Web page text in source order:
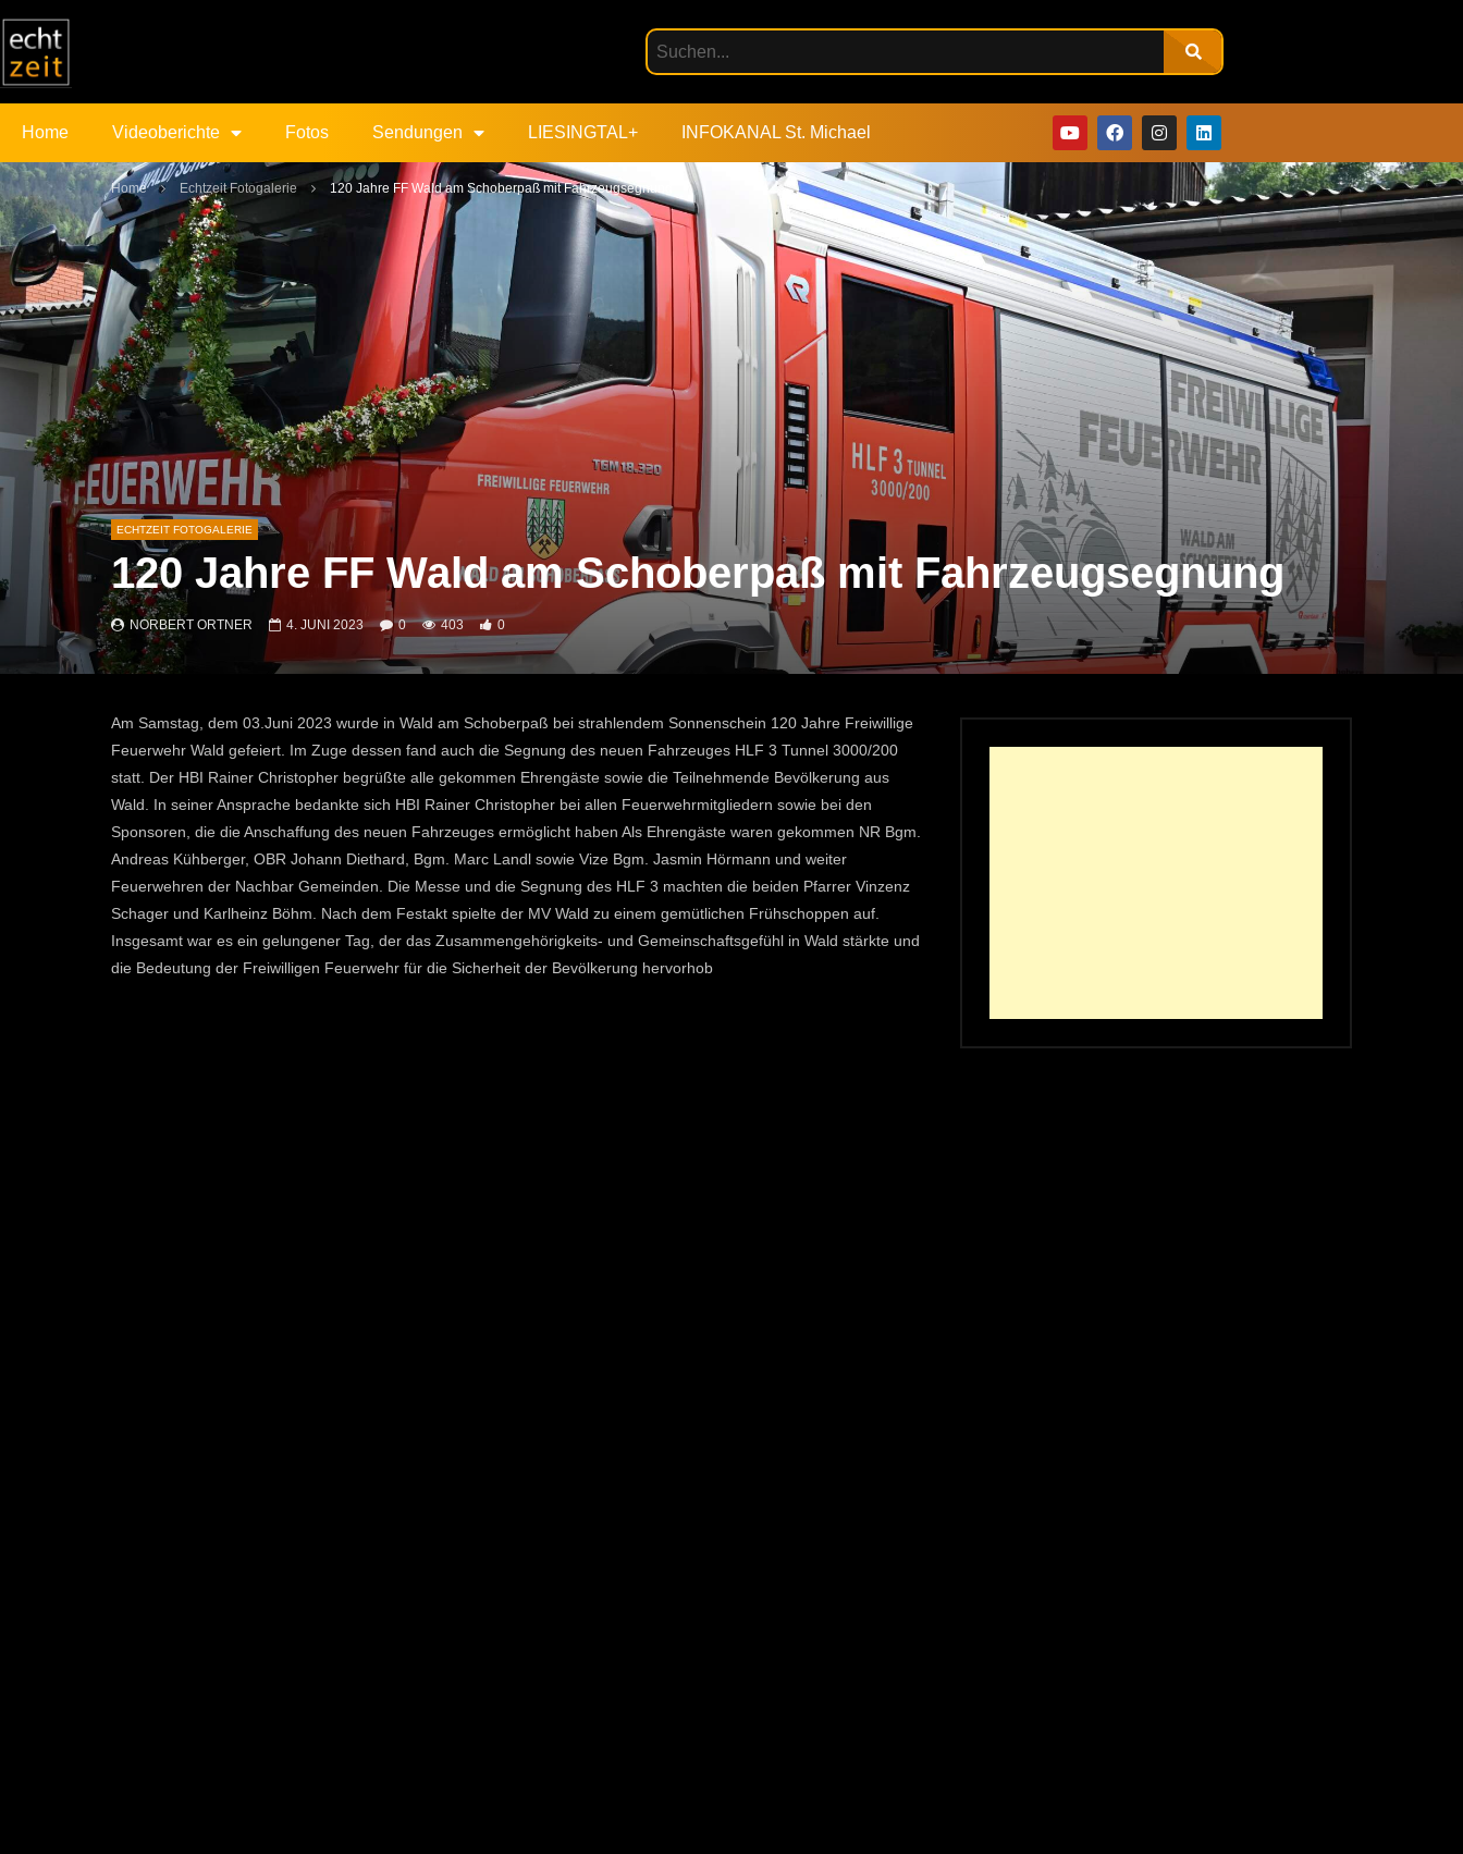
Home Videoberichte Fotos Sendungen LIESINGTAL+ INFOKANAL St. Michael
Home Echtzeit Fotogalerie 120 Jahre FF Wald am Schoberpaß mit Fahrzeugsegnung
ECHTZEIT FOTOGALERIE
120 Jahre FF Wald am Schoberpaß mit Fahrzeugsegnung
NORBERT ORTNER 4. JUNI 2023 0 403 0
Am Samstag, dem 03.Juni 2023 wurde in Wald am Schoberpaß bei strahlendem Sonnenschein 120 Jahre Freiwillige
Feuerwehr Wald gefeiert. Im Zuge dessen fand auch die Segnung des neuen Fahrzeuges HLF 3 Tunnel 3000/200
statt. Der HBI Rainer Christopher begrüßte alle gekommen Ehrengäste sowie die Teilnehmende Bevölkerung aus
Wald. In seiner Ansprache bedankte sich HBI Rainer Christopher bei allen Feuerwehrmitgliedern sowie bei den
Sponsoren, die die Anschaffung des neuen Fahrzeuges ermöglicht haben Als Ehrengäste waren gekommen NR Bgm.
Andreas Kühberger, OBR Johann Diethard, Bgm. Marc Landl sowie Vize Bgm. Jasmin Hörmann und weiter
Feuerwehren der Nachbar Gemeinden. Die Messe und die Segnung des HLF 3 machten die beiden Pfarrer Vinzenz
Schager und Karlheinz Böhm. Nach dem Festakt spielte der MV Wald zu einem gemütlichen Frühschoppen auf.
Insgesamt war es ein gelungener Tag, der das Zusammengehörigkeits- und Gemeinschaftsgefühl in Wald stärkte und
die Bedeutung der Freiwilligen Feuerwehr für die Sicherheit der Bevölkerung hervorhob